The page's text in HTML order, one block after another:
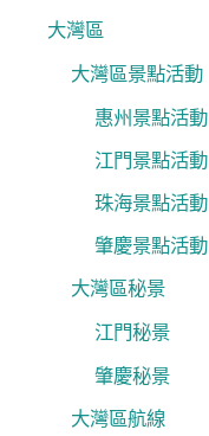
大灣區
大灣區景點活動
惠州景點活動
江門景點活動
珠海景點活動
肇慶景點活動
大灣區秘景
江門秘景
肇慶秘景
大灣區航線